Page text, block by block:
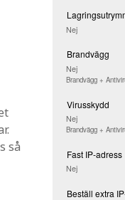
så
Nej
Brandvägg
Nej
Brandvägg +
Virusskydd
Nej
Brandvägg +
Fast IP-adress
Nej
Beställ extra